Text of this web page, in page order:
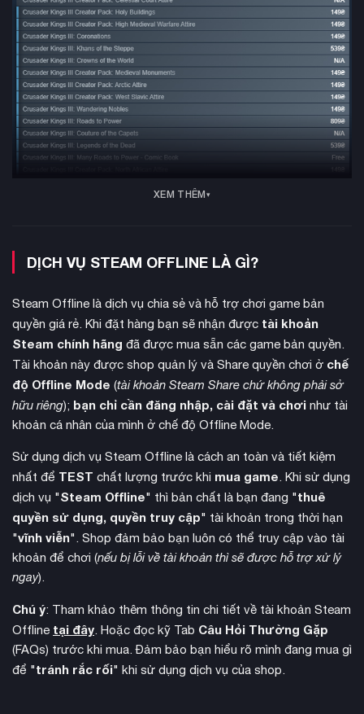
Game cho phép người chơi điều khiển một triều đại quý tộc
qua nhiều thế hệ, trải nghiệm cuộc sống cá nhân và chính trị
của hàng trăm nhân vật từ nhiều vương quốc và nền văn hóa
khác nhau. Hệ thống kế thừa độc đáo cho phép mỗi thế hệ
mới mang đến những thế mạnh, điểm yếu và tính cách riêng
XEM THÊM
DỊCH VỤ STEAM OFFLINE LÀ GÌ?
Steam Offline là dịch vụ chia sẻ và hỗ trợ chơi game bản
quyền giá rẻ. Khi đặt hàng bạn sẽ nhận được tài khoản
Steam chính hãng đã được mua sẵn các game bản quyền.
Tài khoản này được shop quản lý và Share quyền chơi ở chế
độ Offline Mode (tài khoản Steam Share chứ không phải sở
hữu riêng); bạn chỉ cần đăng nhập, cài đặt và chơi như tài
khoản cá nhân của mình ở chế độ Offline Mode.
Sử dụng dịch vụ Steam Offline là cách an toàn và tiết kiệm
nhất để TEST chất lượng trước khi mua game. Khi sử dụng
dịch vụ "Steam Offline" thì bản chất là bạn đang "thuê
quyền sử dụng, quyền truy cập" tài khoản trong thời hạn
"vĩnh viễn". Shop đảm bảo bạn luôn có thể truy cập vào tài
khoản để chơi (nếu bị lỗi về tài khoản thì sẽ được hỗ trợ xử lý
ngay).
Chú ý: Tham khảo thêm thông tin chi tiết về tài khoản Steam
Offline tại đây. Hoặc đọc kỹ Tab Câu Hỏi Thường Gặp
(FAQs) trước khi mua. Đảm bảo bạn hiểu rõ mình đang mua gì
để "tránh rắc rối" khi sử dụng dịch vụ của shop.